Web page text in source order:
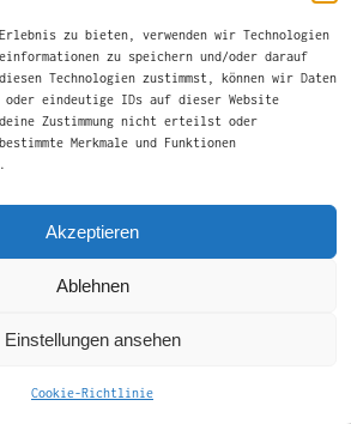
zu bieten, verwenden wir Technologien
zu speichern und/oder darauf
Technologien zustimmst, können wir Daten
eindeutige IDs auf dieser Website
Zustimmung nicht erteilst oder
Merkmale und Funktionen
Akzeptieren
Ablehnen
Einstellungen ansehen
Cookie-Richtlinie
+49 176 3736106